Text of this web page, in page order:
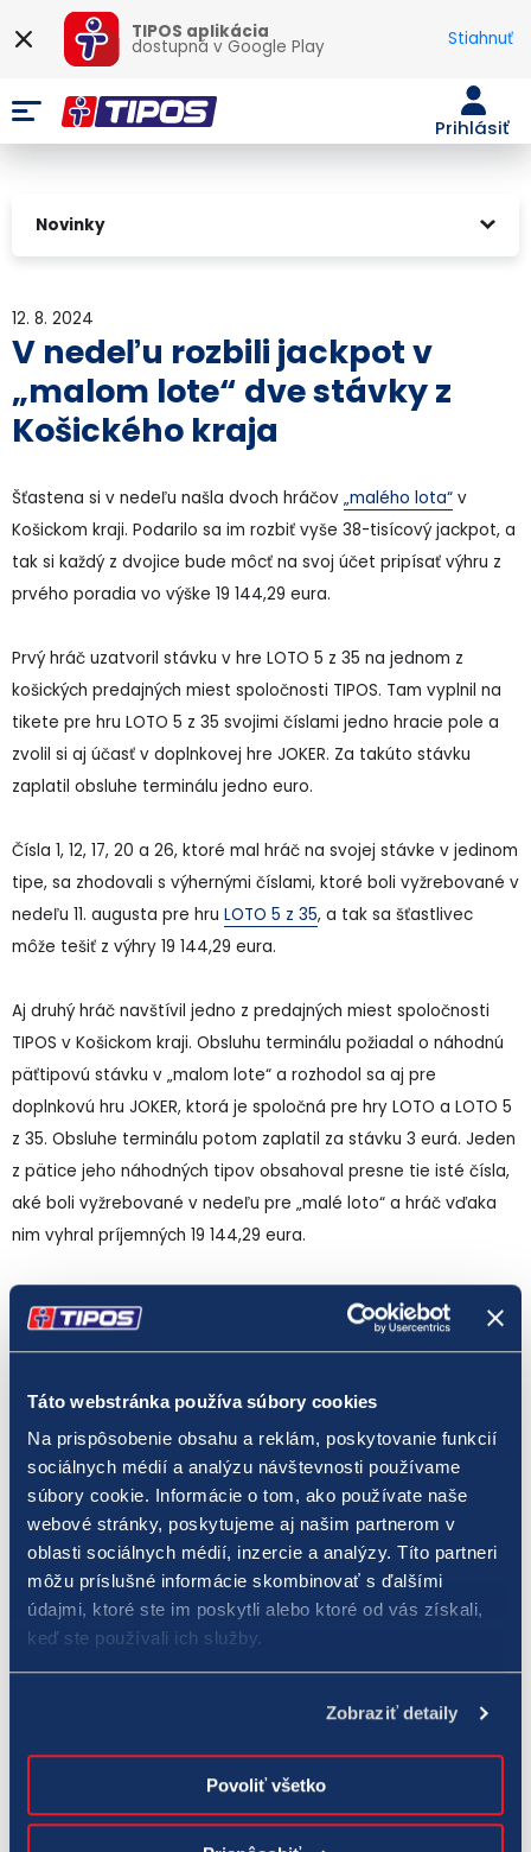
Táto webstránka používa súbory cookies
Na prispôsobenie obsahu a reklám, poskytovanie funkcií
sociálnych médií a analýzu návštevnosti používame
súbory cookie. Informácie o tom, ako používate naše
webové stránky, poskytujeme aj našim partnerom v
oblasti sociálnych médií, inzercie a analýzy. Títo partneri
môžu príslušné informácie skombinovať s ďalšími
údajmi, ktoré ste im poskytli alebo ktoré od vás získali,
keď ste používali ich služby.
Zobraziť detaily
Povoliť všetko
TIPOS aplikácia
dostupná vGoogle Play Stiahnuť
Prihlásiť
Novinky
12. 8. 2024
V nedeľu rozbili jackpot v
„malom lote“ dve stávky z
Košického kraja
Šťastena si v nedeľu našla dvoch hráčov „malého lota“ v
Košickom kraji. Podarilo sa im rozbiť vyše 38-tisícový jackpot, a
tak si každý z dvojice bude môcť na svoj účet pripísať výhru z
prvého poradia vo výške 19 144,29 eura.
Prvý hráč uzatvoril stávku v hre LOTO 5 z 35 na jednom z
košických predajných miest spoločnosti TIPOS. Tam vyplnil na
tikete pre hru LOTO 5 z 35 svojimi číslami jedno hracie pole a
zvolil si aj účasť v doplnkovej hre JOKER. Za takúto stávku
zaplatil obsluhe terminálu jedno euro.
Čísla 1, 12, 17, 20 a 26, ktoré mal hráč na svojej stávke v jedinom
tipe, sa zhodovali s výhernými číslami, ktoré boli vyžrebované v
nedeľu 11. augusta pre hru LOTO 5 z 35, a tak sa šťastlivec
môže tešiť z výhry 19 144,29 eura.
Aj druhý hráč navštívil jedno z predajných miest spoločnosti
TIPOS v Košickom kraji. Obsluhu terminálu požiadal o náhodnú
päťtipovú stávku v „malom lote“ a rozhodol sa aj pre
doplnkovú hru JOKER, ktorá je spoločná pre hry LOTO a LOTO 5
z 35. Obsluhe terminálu potom zaplatil za stávku 3 eurá. Jeden
z pätice jeho náhodných tipov obsahoval presne tie isté čísla,
aké boli vyžrebované v nedeľu pre „malé loto“ a hráč vďaka
nim vyhral príjemných 19 144,29 eura.
Národná lotériová spoločnosť TIPOS eviduje v tomto roku 42
výhercov v prvom poradí hry LOTO 5 z 35, ktorí boli úspešní v
28 žrebovaní bolo 11 takých, kde v prvom poradí získali výhru
dvaja alebo traja hráči „malého lota“.
HraLOTO 5 z 35patrí medzi číselné lotérie s malým základným
vkladom na jednu stávku. Hodnota jedného tipu je len 0,50
eura. Zároveň ide o číselnú lotériu s najvyššou šancou na
získanie hlavnej výhry. Pravdepodobnosť výhry v prvom poradí
v hre LOTO 5 z 35 je približne 1 : 324 000. Päť výherných čísel
pre „malé loto“ sa žrebuje dvakrát za týždeň – v stredu a v
zodpovedne, hrajte pre radosť!